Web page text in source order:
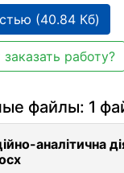
(40.84 Кб)
работу?
файлы: 1
аналітична